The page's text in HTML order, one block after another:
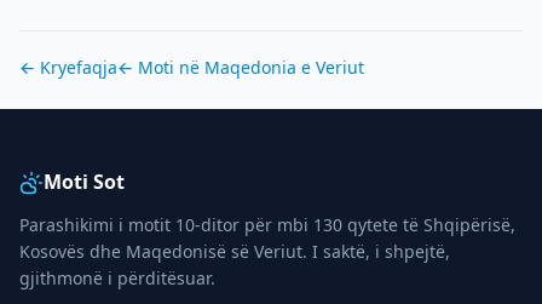
← Kryefaqja← Moti në Maqedonia e Veriut
Moti Sot
Parashikimi i motit 10-ditor për mbi 130 qytete të Shqipërisë,
Kosovës dhe Maqedonisë së Veriut. I saktë, i shpejtë,
gjithmonë i përditësuar.